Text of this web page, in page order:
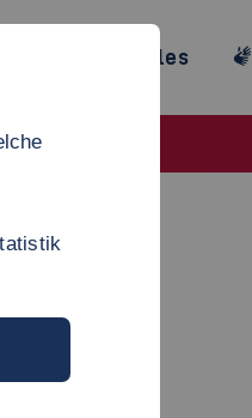
Internationales